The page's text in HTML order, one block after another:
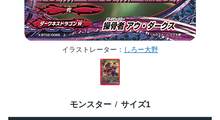
イラストレーター しろー大野
モンスター サイズ1